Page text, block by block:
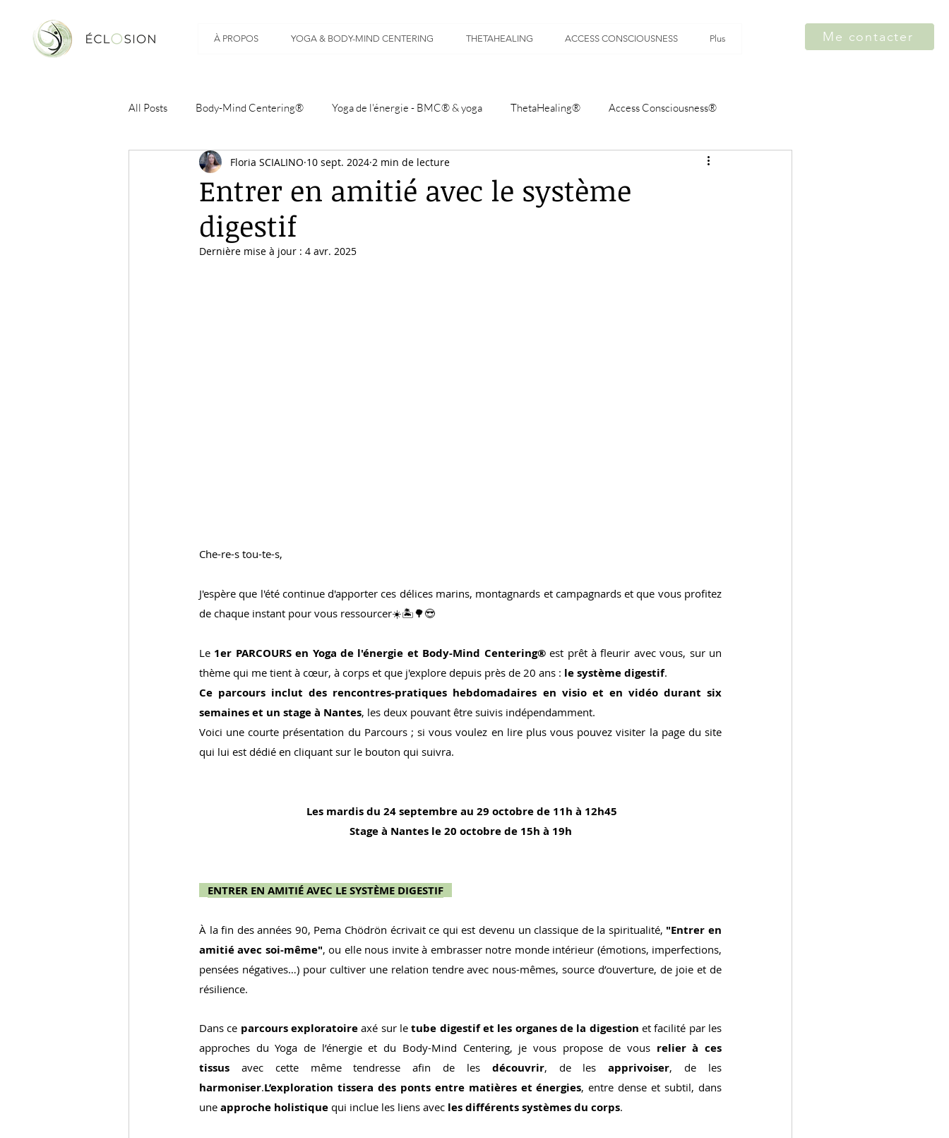
Me contacter
À PROPOS YOGA & BODY-MIND CENTERING THETAHEALING ACCESS CONSCIOUSNESS Plus
All Posts Body-Mind Centering® Yoga de l'énergie - BMC® & yoga ThetaHealing® Access Consciousness®
Entrer en amitié avec le système
digestif
Floria SCIALINO 10 sept. 2024 2 min de lecture
Dernière mise à jour : 4 avr. 2025
Che-re-s tou-te-s,
J'espère que l'été continue d'apporter ces délices marins, montagnards et campagnards et que vous profitez
de chaque instant pour vous ressourcer☀️🏝️🌳😎
Le 1er PARCOURS en Yoga de l'énergie et Body-Mind Centering® est prêt à fleurir avec vous, sur un
thème qui me tient à cœur, à corps et que j'explore depuis près de 20 ans : le système digestif.
Ce parcours inclut des rencontres-pratiques hebdomadaires en visio et en vidéo durant six
semaines et un stage à Nantes, les deux pouvant être suivis indépendamment.
Voici une courte présentation du Parcours ; si vous voulez en lire plus vous pouvez visiter la page du site
qui lui est dédié en cliquant sur le bouton qui suivra.
Les mardis du 24 septembre au 29 octobre de 11h à 12h45
Stage à Nantes le 20 octobre de 15h à 19h
ENTRER EN AMITIÉ AVEC LE SYSTÈME DIGESTIF
À la fin des années 90, Pema Chödrön écrivait ce qui est devenu un classique de la spiritualité, "Entrer en
amitié avec soi-même", ou elle nous invite à embrasser notre monde intérieur (émotions, imperfections,
pensées négatives…) pour cultiver une relation tendre avec nous-mêmes, source d’ouverture, de joie et de
résilience.
Dans ce parcours exploratoire axé sur le tube digestif et les organes de la digestion et facilité par les
approches du Yoga de l’énergie et du Body-Mind Centering, je vous propose de vous relier à ces
tissus avec cette même tendresse afin de les découvrir, de les apprivoiser
harmoniser.L’exploration tissera des ponts entre matières et énergies, entre dense et subtil, dans
une approche holistique qui inclue les liens avec les différents systèmes du corps.